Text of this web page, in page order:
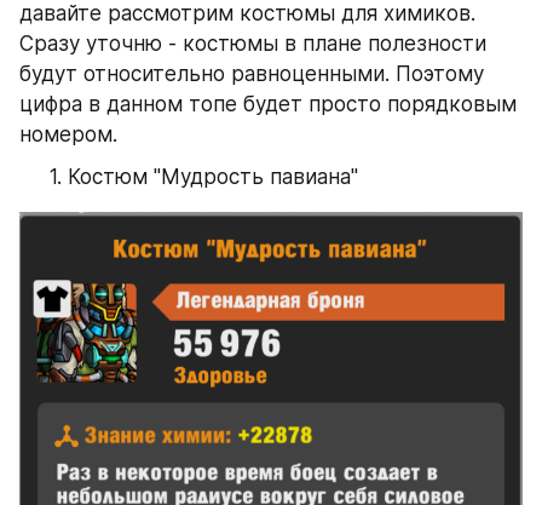
давайте рассмотрим костюмы для химиков.
Сразу уточню - костюмы в плане полезности
будут относительно равноценными. Поэтому
цифра в данном топе будет просто порядковым
номером.
Костюм "Мудрость павиана"